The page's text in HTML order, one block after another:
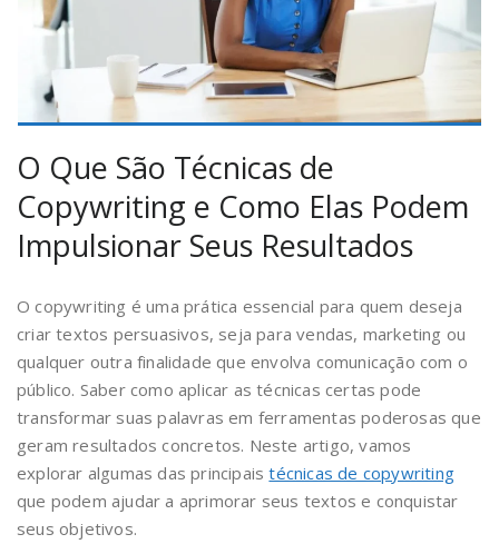
O Que São Técnicas de
Copywriting e Como Elas Podem
Impulsionar Seus Resultados
O copywriting é uma prática essencial para quem deseja
criar textos persuasivos, seja para vendas, marketing ou
qualquer outra finalidade que envolva comunicação com o
público. Saber como aplicar as técnicas certas pode
transformar suas palavras em ferramentas poderosas que
geram resultados concretos. Neste artigo, vamos
explorar algumas das principaistécnicas de copywriting
que podem ajudar a aprimorar seus textos e conquistar
seus objetivos.